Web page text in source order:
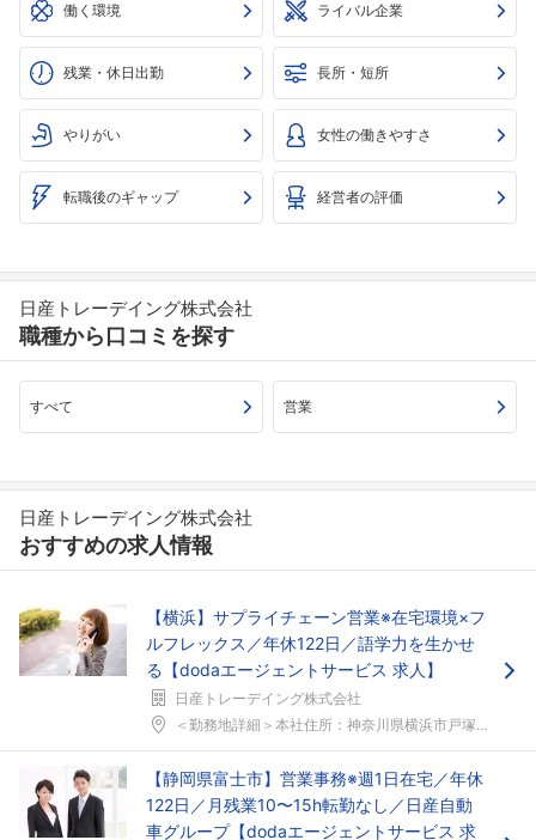
働く環境 ライバル企業
残業・休日出勤 長所・短所
やりがい 女性の働きやすさ
転職後のギャップ 経営者の評価
日産トレーデイング株式会社
職種から口コミを探す
すべて 営業
日産トレーデイング株式会社
おすすめの求人情報
【横浜】サプライチェーン営業※在宅環境×フ
ルフレックス／年休122日／語学力を生かせ
る【dodaエージェントサービス 求人】
日産トレーデイング株式会社
＜勤務地詳細＞本社住所：神奈川県横浜市戸塚区川上町...
【静岡県富士市】営業事務※週1日在宅／年休
122日／月残業10〜15h転勤なし／日産自動
車グループ【dodaエージェントサービス 求